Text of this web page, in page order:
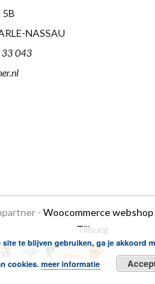
NASSAU
043
- Woocommerce
Tilburg
site te blijven gebruiken, ga je akkoord
cookies. meer informatie